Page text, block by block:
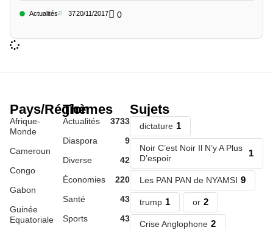
Actualités 3720/11/2017 0
Pays/Région
Afrique-
Monde
Cameroun
Congo
Gabon
Guinée
Equatoriale
Thèmes
Actualités
3733
Diaspora
9
Diverse
42
Économies
220
Santé
43
Sports
43
Sujets
dictature 1
Noir C’est Noir Il N’y A Plus
D’espoir
1
Les PAN PAN de NYAMSI 9
trump 1 or 2
Crise Anglophone 2